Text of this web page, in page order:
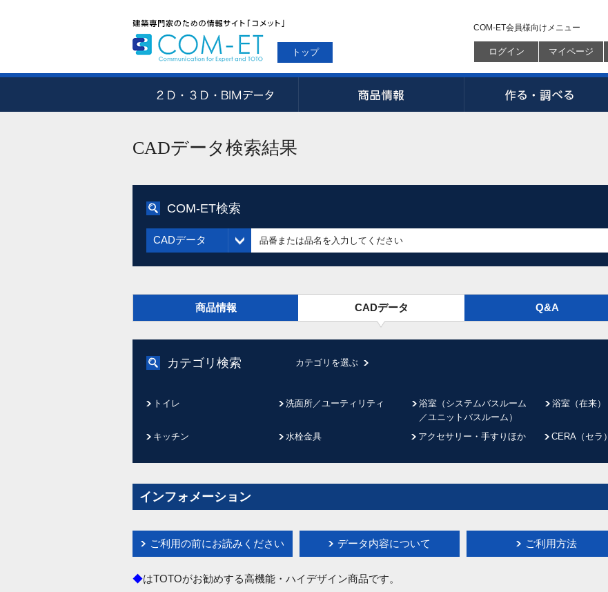
トップ
COM-ET会員様向けメニュー
ログイン マイページ
CADデータ検索結果
COM-ET検索
CADデータ
商品情報 CADデータ Q&A
カテゴリ検索 カテゴリを選ぶ
トイレ 洗面所／ユーティリティ
浴室（システムバスルーム
／ユニットバスルーム）
浴室（在来）
キッチン 水栓金具 アクセサリー・手すりほか CERA（セラ）
インフォメーション
ご利用の前にお読みください データ内容について ご利用方法
◆はTOTOがお勧めする高機能・ハイデザイン商品です。